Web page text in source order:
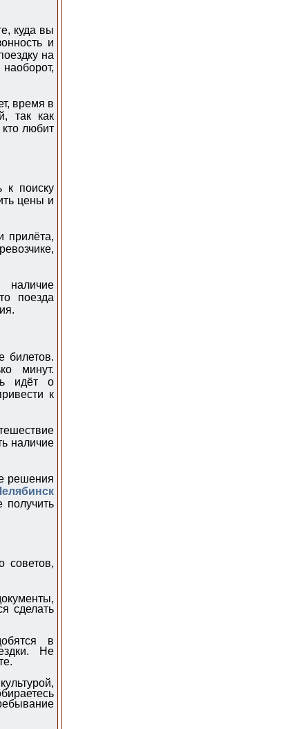
куда вы
и
на
время в
так как
любит
к поиску
цены и
прилёта,
поезда
билетов.
минут.
идёт о
к
наличие
решения
советов,
сделать
в
Не